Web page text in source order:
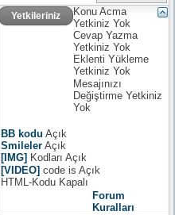
Yetkileriniz
Konu Acma
YetkinizYok
Cevap Yazma
YetkinizYok
Eklenti Yükleme
YetkinizYok
Mesajınızı
Değiştirme Yetkiniz
Yok
BB kodu Açık
Smileler Açık
[IMG] KodlarıAçık
[VIDEO] code isAçık
HTML-Kodu Kapalı
Forum
Kuralları